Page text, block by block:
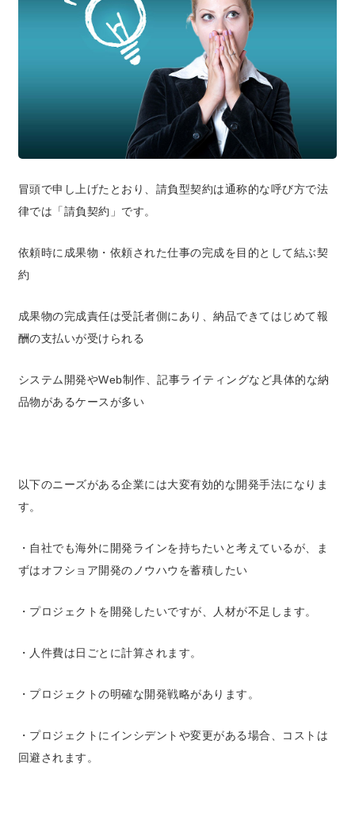
冒頭で申し上げたとおり、請負型契約は通称的な呼び方で法
律では「請負契約」です。
依頼時に成果物・依頼された仕事の完成を目的として結ぶ契
約
成果物の完成責任は受託者側にあり、納品できてはじめて報
酬の支払いが受けられる
システム開発やWeb制作、記事ライティングなど具体的な納
品物があるケースが多い
以下のニーズがある企業には大変有効的な開発手法になりま
す。
・自社でも海外に開発ラインを持ちたいと考えているが、ま
ずはオフショア開発のノウハウを蓄積したい
・プロジェクトを開発したいですが、人材が不足します。
・人件費は日ごとに計算されます。
・プロジェクトの明確な開発戦略があります。
・プロジェクトにインシデントや変更がある場合、コストは
回避されます。